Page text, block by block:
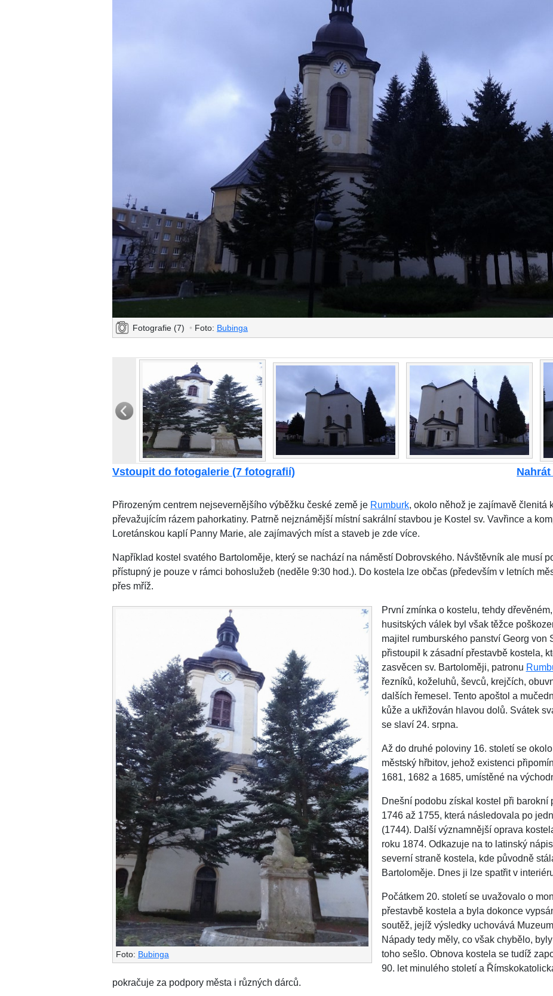
Fotografie (7) • Foto: Bubinga
Vstoupit do fotogalerie (7 fotografií)
Přirozeným centrem nejsevernějšího výběžku české země je Rumburk, okolo něhož je zajímavě členitá
převažujícím rázem pahorkatiny. Patrně nejznámější místní sakrální stavbou je Kostel sv. Vavřince a
Loretánskou kaplí Panny Marie, ale zajímavých míst a staveb je zde více.
Například kostel svatého Bartoloměje, který se nachází na náměstí Dobrovského. Návštěvník ale musí
přístupný je pouze v rámci bohoslužeb (neděle 9:30 hod.). Do kostela lze občas (především v letních
přes mříž.
Foto: Bubinga
První zmínka o kostelu, tehdy
husitských válek byl však těžce
majitel rumburského panství Georg von
přistoupil k zásadní přestavbě kostela,
zasvěcen sv. Bartoloměji, patronu
řezníků, koželuhů, ševců, krejčích,
dalších řemesel. Tento apoštol a
kůže a ukřižován hlavou dolů. Svátek
se slaví 24. srpna.
Až do druhé poloviny 16. století se
městský hřbitov, jehož existenci
1681, 1682 a 1685, umístěné na
Dnešní podobu získal kostel při barokní
1746 až 1755, která následovala po
(1744). Další významnější oprava
roku 1874. Odkazuje na to latinský
severní straně kostela, kde původně
Bartoloměje. Dnes ji lze spatřit v
Počátkem 20. století se uvažovalo o
přestavbě kostela a byla dokonce
soutěž, jejíž výsledky uchovává
Nápady tedy měly, co však chybělo,
toho sešlo. Obnova kostela se tudíž
90. let minulého století a
pokračuje za podpory města i různých dárců.